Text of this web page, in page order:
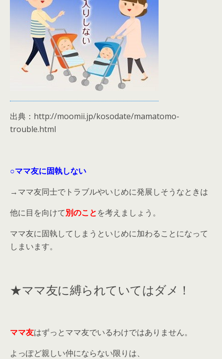
出典：http://moomii.jp/kosodate/mamatomo-
trouble.html
○ママ友に固執しない
→ママ友同士でトラブルやいじめに発展しそうなときは
他に目を向けて別のことを考えましょう。
ママ友に固執してしまうといじめに加わることになって
しまいます。
★ママ友に縛られていてはダメ！
ママ友はずっとママ友でいるわけではありません。
よっぽど親しい仲にならない限りは、